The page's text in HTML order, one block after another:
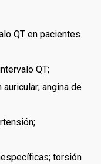
QT en pacientes
QT;
angina de
torsión